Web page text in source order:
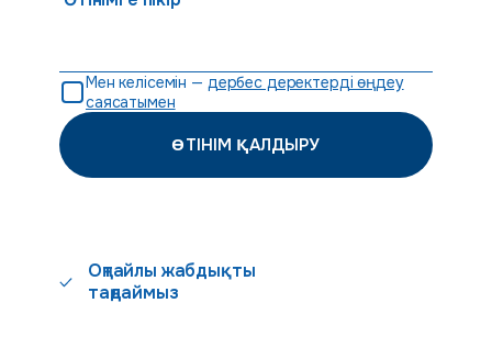
Мен келісемін — дербес деректерді өңдеу
саясатымен
ӨТІНІМ ҚАЛДЫРУ
Оңтайлы жабдықты
таңдаймыз